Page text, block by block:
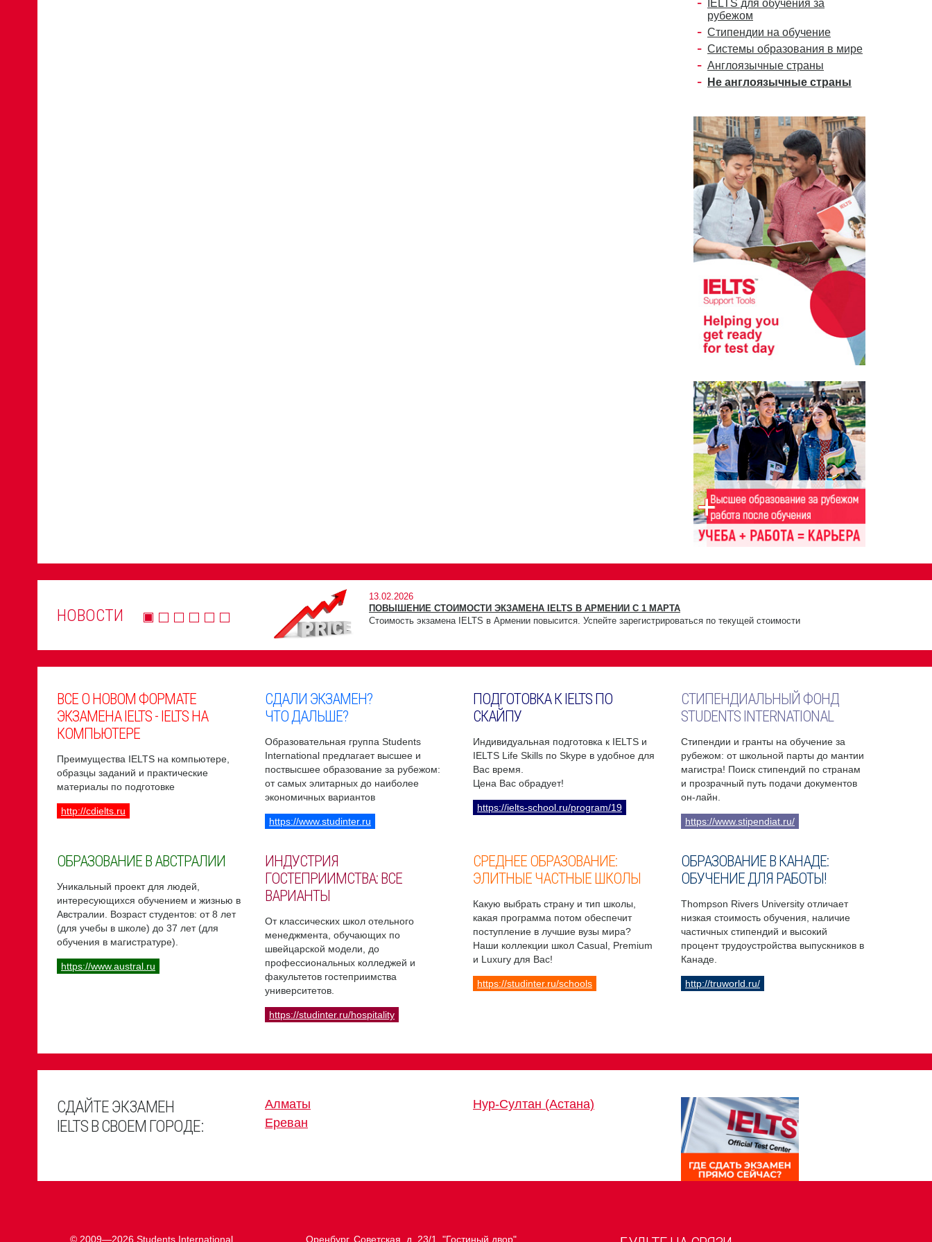
IELTS для обучения за
рубежом
Стипендии на обучение
Системы образования в мире
Англоязычные страны
Не англоязычные страны
НОВОСТИ
13.02.2026
ПОВЫШЕНИЕ СТОИМОСТИ ЭКЗАМЕНА IELTS В АРМЕНИИ С 1 МАРТА
Стоимость экзамена IELTS в Армении повысится. Успейте зарегистрироваться по текущей стоимости
ВСЕ О НОВОМ ФОРМАТЕ
ЭКЗАМЕНА IELTS - IELTS НА
КОМПЬЮТЕРЕ
Преимущества IELTS на компьютере,
образцы заданий и практические
материалы по подготовке
http://cdielts.ru
СДАЛИ ЭКЗАМЕН?
ЧТО ДАЛЬШЕ?
Образовательная группа Students
International предлагает высшее и
поствысшее образование за рубежом:
от самых элитарных до наиболее
экономичных вариантов
https://www.studinter.ru
ПОДГОТОВКА К IELTS ПО
СКАЙПУ
Индивидуальная подготовка к IELTS и
IELTS Life Skills по Skype в удобное для
Вас время.
Цена Вас обрадует!
https://ielts-school.ru/program/19
СТИПЕНДИАЛЬНЫЙ ФОНД
STUDENTS INTERNATIONAL
Стипендии и гранты на обучение за
рубежом: от школьной парты до мантии
магистра! Поиск стипендий по странам
и прозрачный путь подачи документов
он-лайн.
https://www.stipendiat.ru/
ОБРАЗОВАНИЕ В АВСТРАЛИИ
Уникальный проект для людей,
интересующихся обучением и жизнью в
Австралии. Возраст студентов: от 8 лет
(для учебы в школе) до 37 лет (для
обучения в магистратуре).
https://www.austral.ru
ИНДУСТРИЯ
ГОСТЕПРИИМСТВА: ВСЕ
ВАРИАНТЫ
От классических школ отельного
менеджмента, обучающих по
швейцарской модели, до
профессиональных колледжей и
факультетов гостеприимства
университетов.
https://studinter.ru/hospitality
СРЕДНЕЕ ОБРАЗОВАНИЕ:
ЭЛИТНЫЕ ЧАСТНЫЕ ШКОЛЫ
Какую выбрать страну и тип школы,
какая программа потом обеспечит
поступление в лучшие вузы мира?
Наши коллекции школ Casual, Premium
и Luxury для Вас!
https://studinter.ru/schools
ОБРАЗОВАНИЕ В КАНАДЕ:
ОБУЧЕНИЕ ДЛЯ РАБОТЫ!
Thompson Rivers University отличает
низкая стоимость обучения, наличие
частичных стипендий и высокий
процент трудоустройства выпускников в
Канаде.
http://truworld.ru/
СДАЙТЕ ЭКЗАМЕН
IELTS В СВОЕМ ГОРОДЕ:
Алматы
Ереван
Нур-Султан (Астана)
Оренбург, Советская, д. 23/1, "Гостиный двор"
© 2009—2026 Students International.